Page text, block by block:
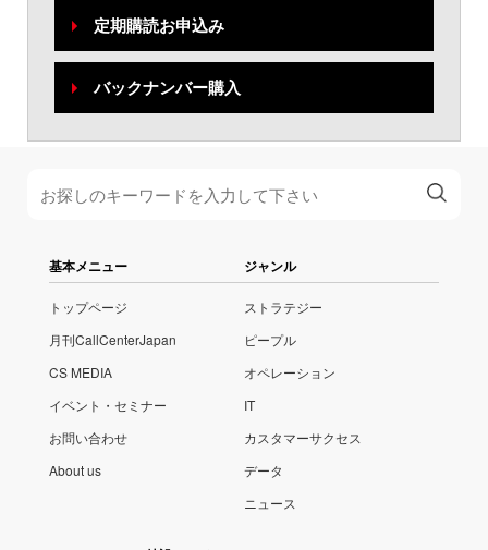
定期購読お申込み
バックナンバー購入
基本メニュー
トップページ
月刊CallCenterJapan
CS MEDIA
イベント・セミナー
お問い合わせ
About us
ジャンル
ストラテジー
ピープル
オペレーション
IT
カスタマーサクセス
データ
ニュース